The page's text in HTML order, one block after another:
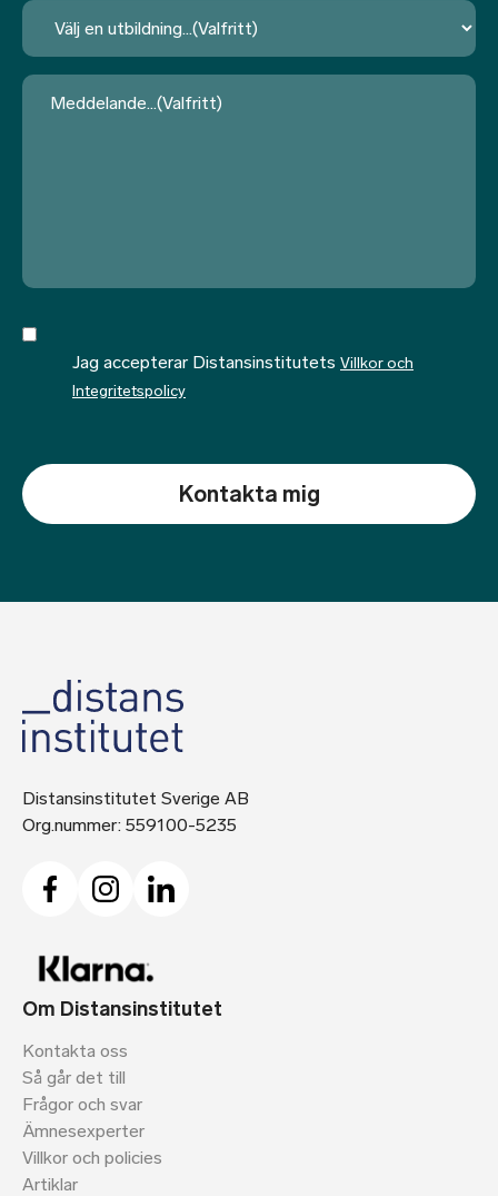
Utbildning
Meddelande
Jag accepterar Distansinstitutets Villkor och
Integritetspolicy
Distansinstitutet Sverige AB
Org.nummer: 559100-5235
Om Distansinstitutet
Kontakta oss
Så går det till
Frågor och svar
Ämnesexperter
Villkor och policies
Artiklar